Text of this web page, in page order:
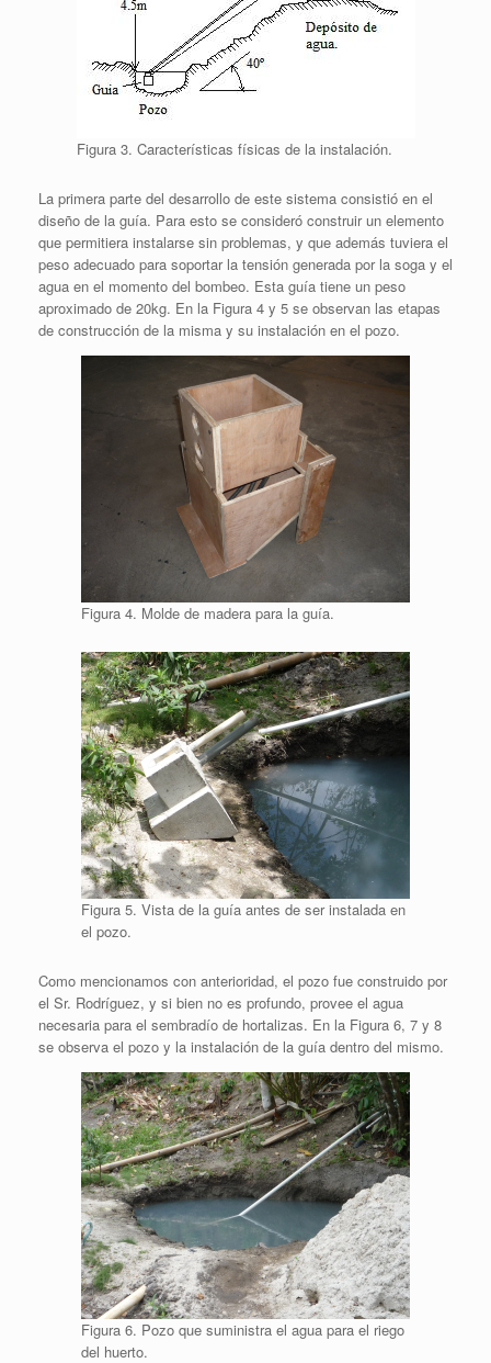
Figura 3. Características físicas de la instalación.
La primera parte del desarrollo de este sistema consistió en el
diseño de la guía. Para esto se consideró construir un elemento
que permitiera instalarse sin problemas, y que además tuviera el
peso adecuado para soportar la tensión generada por la soga y el
agua en el momento del bombeo. Esta guía tiene un peso
aproximado de 20kg. En la Figura 4 y 5 se observan las etapas
de construcción de la misma y su instalación en el pozo.
Figura 4. Molde de madera para la guía.
Figura 5. Vista de la guía antes de ser instalada en
el pozo.
Como mencionamos con anterioridad, el pozo fue construido por
el Sr. Rodríguez, y si bien no es profundo, provee el agua
necesaria para el sembradío de hortalizas. En la Figura 6, 7 y 8
se observa el pozo y la instalación de la guía dentro del mismo.
Figura 6. Pozo que suministra el agua para el riego
del huerto.